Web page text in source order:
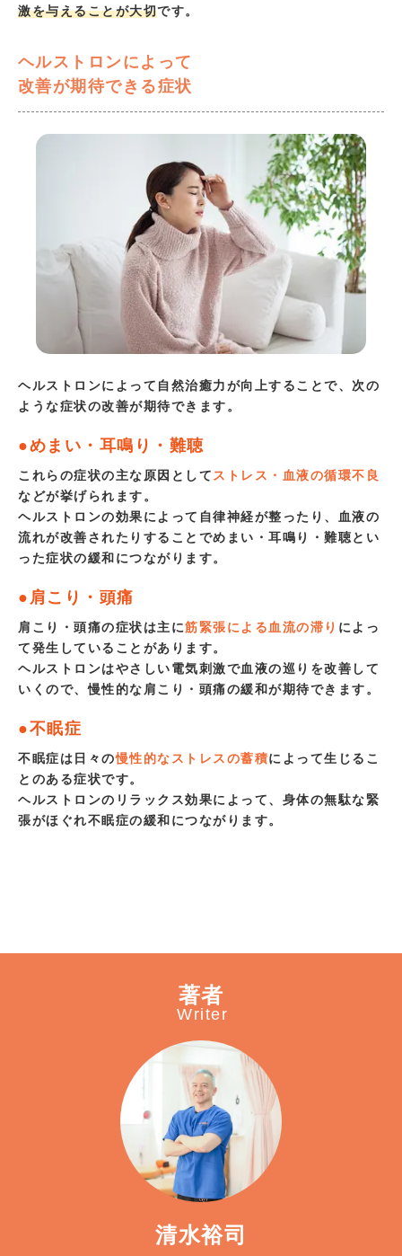
激を与えることが大切です。
ヘルストロンによって
改善が期待できる症状
ヘルストロンによって自然治癒力が向上することで、次の
ような症状の改善が期待できます。
●めまい・耳鳴り・難聴
これらの症状の主な原因として ストレス・血液の循環不良
などが挙げられます。
ヘルストロンの効果によって自律神経が整ったり、血液の
流れが改善されたりすることでめまい・耳鳴り・難聴とい
った症状の緩和につながります。
●肩こり・頭痛
肩こり・頭痛の症状は主に筋緊張による血流の滞り によっ
て発生していることがあります。
ヘルストロンはやさしい電気刺激で血液の巡りを改善して
いくので、慢性的な肩こり・頭痛の緩和が期待できます。
●不眠症
不眠症は日々の慢性的なストレスの蓄積によって生じるこ
とのある症状です。
ヘルストロンのリラックス効果によって、身体の無駄な緊
張がほぐれ不眠症の緩和につながります。
著者
Writer
清水裕司